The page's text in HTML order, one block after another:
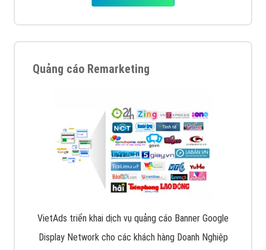
Quảng cáo Remarketing
VietAds triển khai dịch vụ quảng cáo Banner Google
Display Network cho các khách hàng Doanh Nghiệp